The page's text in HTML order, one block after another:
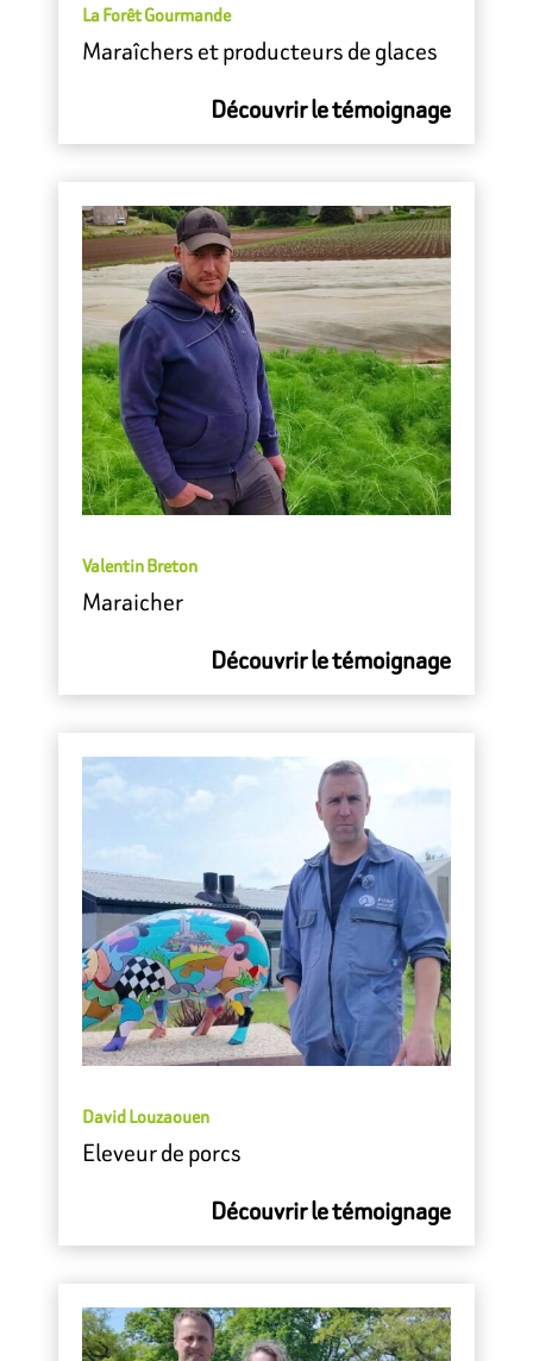
La Forêt Gourmande
Maraîchers et producteurs de glaces
Découvrir le témoignage
Valentin Breton
Maraicher
Découvrir le témoignage
David Louzaouen
Eleveur de porcs
Découvrir le témoignage